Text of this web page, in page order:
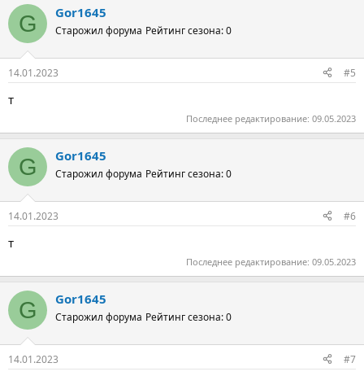
G Gor1645
Старожил форума Рейтинг сезона: 0
14.01.2023 #5
т
Последнее редактирование: 09.05.2023
G Gor1645
Старожил форума Рейтинг сезона: 0
14.01.2023 #6
т
Последнее редактирование: 09.05.2023
G Gor1645
Старожил форума Рейтинг сезона: 0
14.01.2023 #7